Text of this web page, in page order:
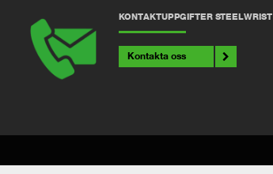
KONTAKTUPPGIFTER STEELWRIST
Kontakta oss